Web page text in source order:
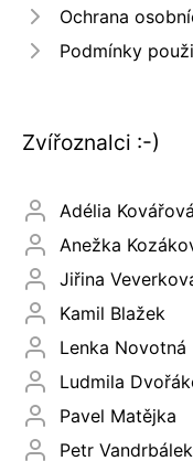
Ochrana
Podmínky
Zvířoznalci :-)
Adélia Kovářová
Anežka
Jiřina
Kamil Blažek
Lenka Novotná
Ludmila
Pavel Matějka
Petr Vandrbálek